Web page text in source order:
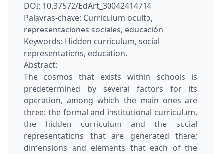
DOI: 10.37572/EdArt_30042414714
Palavras-chave: Curriculum oculto,
representaciones sociales, educación
Keywords: Hidden curriculum, social
representations, education.
Abstract:
The cosmos that exists within schools is
predetermined by several factors for its
operation, among which the main ones are
three: the formal and institutional curriculum,
the hidden curriculum and the social
representations that are generated there;
dimensions and elements that each of the